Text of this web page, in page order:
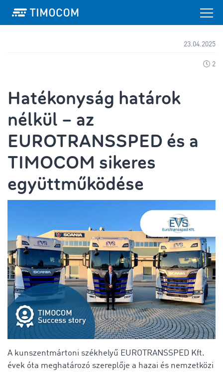
23.04.2025
2
Hatékonyság határok
nélkül – az
EUROTRANSSPED és a
TIMOCOM sikeres
együttműködése
A kunszentmártoni székhelyű EUROTRANSSPED Kft.
évek óta meghatározó szereplője a hazai és nemzetközi